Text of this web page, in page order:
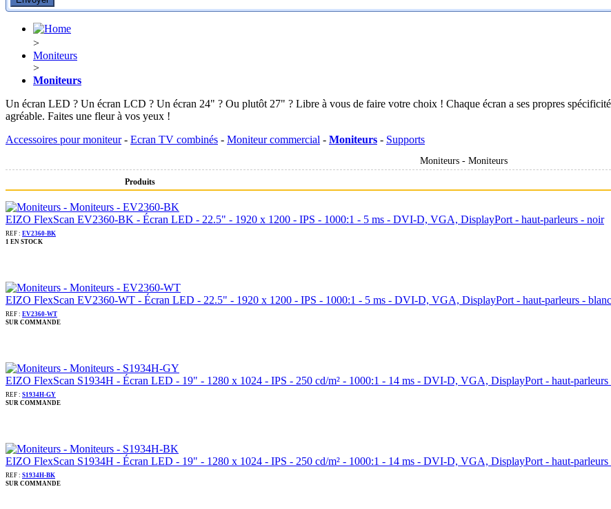
>
Moniteurs
>
Moniteurs
Un écran LED ? Un écran LCD ? Un écran 24" ? Ou plutôt 27" ? Libre à vous de faire votre choix ! Chaque écran a ses propres
agréable. Faites une fleur à vos yeux !
Accessoires pour moniteur- Ecran TV combinés - Moniteur commercial - Moniteurs - Supports
Moniteurs - Moniteurs
Produits
EIZO FlexScan EV2360-BK - Écran LED - 22.5" - 1920 x 1200 - IPS - 1000:1 - 5 ms - DVI-D, VGA, DisplayPort - haut-parleurs - noir
REF : EV2360-BK
1 EN STOCK
EIZO FlexScan EV2360-WT - Écran LED - 22.5" - 1920 x 1200 - IPS - 1000:1 - 5 ms - DVI-D, VGA, DisplayPort - haut-parleurs - blanc
REF : EV2360-WT
SUR COMMANDE
EIZO FlexScan S1934H - Écran LED - 19" - 1280 x 1024 - IPS - 250 cd/m² - 1000:1 - 14 ms - DVI-D, VGA, DisplayPort - haut-parleurs
REF : S1934H-GY
SUR COMMANDE
EIZO FlexScan S1934H - Écran LED - 19" - 1280 x 1024 - IPS - 250 cd/m² - 1000:1 - 14 ms - DVI-D, VGA, DisplayPort - haut-parleurs
REF : S1934H-BK
SUR COMMANDE